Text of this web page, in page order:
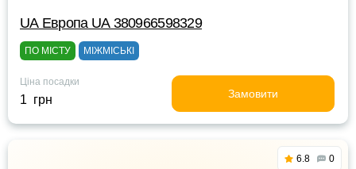
UА Европа UА 380966598329
ПО МІСТУ МІЖМІСЬКІ
Ціна посадки
1 грн Замовити
6.8 0